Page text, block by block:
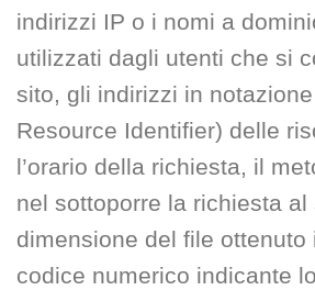
indirizzi IP o i nomi a
utilizzati dagli utenti che si
sito, gli indirizzi in
Resource Identifier) delle
l’orario della richiesta, il
nel sottoporre la richiesta al
dimensione del file ottenuto
codice numerico indicante